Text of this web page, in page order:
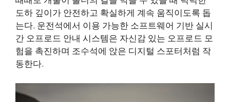
도하 깊이가 안전하고 확실하게 계속 움직이도록 돕
는다. 운전석에서 이용 가능한 소프트웨어 기반 실시
간 오프로드 안내 시스템은 자신감 있는 오프로드 모
험을 촉진하며 조수석에 앉은 디지털 스포터처럼 작
동한다.